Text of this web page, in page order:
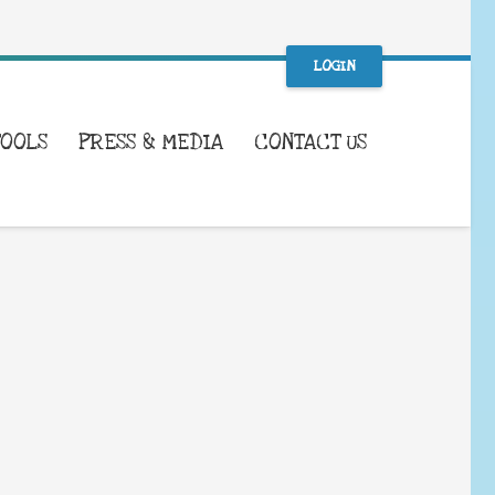
LOGIN
PRESS & MEDIA CONTACT US